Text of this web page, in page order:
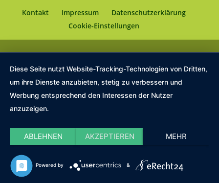
Kontakt Impressum
Datenschutzerklärung
Cookie-Einstellungen
Diese Seite nutzt Website-Tracking-Technologien von Dritten,
um ihre Dienste anzubieten, stetig zu verbessern und
Werbung entsprechend den Interessen der Nutzer
anzuzeigen.
ABLEHNEN AKZEPTIEREN MEHR
Powered by &